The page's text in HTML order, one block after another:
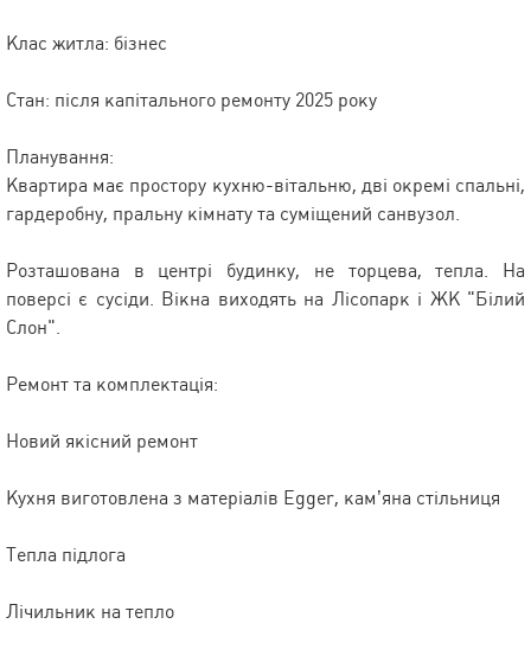
Клас житла: бізнес
Стан: після капітального ремонту 2025 року
Планування:
Квартира має простору кухню-вітальню, дві окремі спальні,
гардеробну, пральну кімнату та суміщений санвузол.
Розташована в центрі будинку, не торцева, тепла. На
поверсі є сусіди. Вікна виходять на Лісопарк і ЖК "Білий
Слон".
Ремонт та комплектація:
Новий якісний ремонт
Кухня виготовлена з матеріалів Egger, кам’яна стільниця
Тепла підлога
Лічильник на тепло